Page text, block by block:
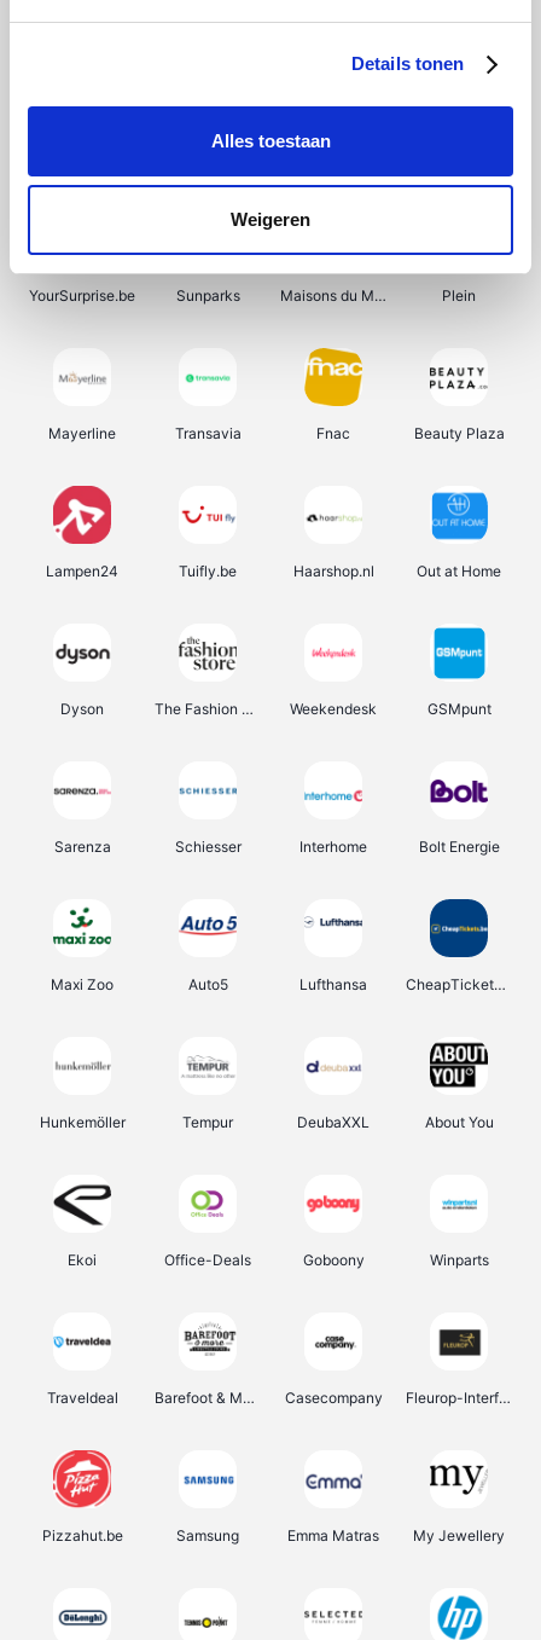
Details tonen
Alles toestaan
Weigeren
Shein Bergfreunde Pazzox Smartwatchbanden
YourSurprise.be Sunparks Maisons du Monde Plein
Mayerline Transavia Fnac Beauty Plaza
Lampen24 Tuifly.be Haarshop.nl Out at Home
Dyson The Fashion Store Weekendesk GSMpunt
Sarenza Schiesser Interhome Bolt Energie
Maxi Zoo Auto5 Lufthansa CheapTickets.be
Hunkemöller Tempur DeubaXXL About You
Ekoi Office-Deals Goboony Winparts
Traveldeal Barefoot & More Casecompany Fleurop-Interflora
Pizzahut.be Samsung Emma Matras My Jewellery